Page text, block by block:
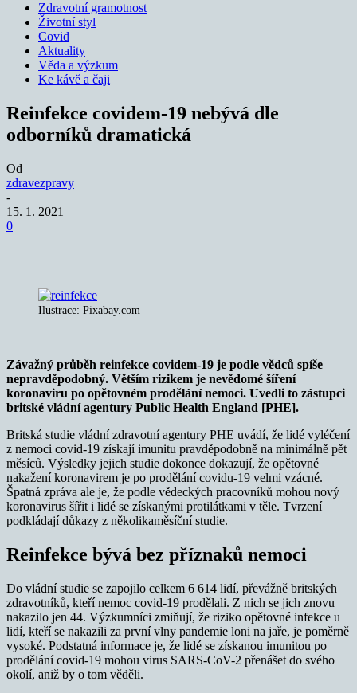
Zdravotní gramotnost
Životní styl
Covid
Aktuality
Věda a výzkum
Ke kávě a čaji
Reinfekce covidem-19 nebývá dle
odborníků dramatická
Od
zdravezpravy
-
15. 1. 2021
0
Ilustrace: Pixabay.com
Závažný průběh reinfekce covidem-19 je podle vědců spíše
nepravděpodobný. Větším rizikem je nevědomé šíření
koronaviru po opětovném prodělání nemoci. Uvedli to zástupci
britské vládní agentury Public Health England [PHE].
Britská studie vládní zdravotní agentury PHE uvádí, že lidé vyléčení
z nemoci covid-19 získají imunitu pravděpodobně na minimálně pět
měsíců. Výsledky jejich studie dokonce dokazují, že opětovné
nakažení koronavirem je po prodělání covidu-19 velmi vzácné.
Špatná zpráva ale je, že podle vědeckých pracovníků mohou nový
koronavirus šířit i lidé se získanými protilátkami v těle. Tvrzení
podkládají důkazy z několikaměsíční studie.
Reinfekce bývá bez příznaků nemoci
Do vládní studie se zapojilo celkem 6 614 lidí, převážně britských
zdravotníků, kteří nemoc covid-19 prodělali. Z nich se jich znovu
nakazilo jen 44. Výzkumníci zmiňují, že riziko opětovné infekce u
lidí, kteří se nakazili za první vlny pandemie loni na jaře, je poměrně
vysoké. Podstatná informace je, že lidé se získanou imunitou po
prodělání covid-19 mohou virus SARS-CoV-2 přenášet do svého
okolí, aniž by o tom věděli.